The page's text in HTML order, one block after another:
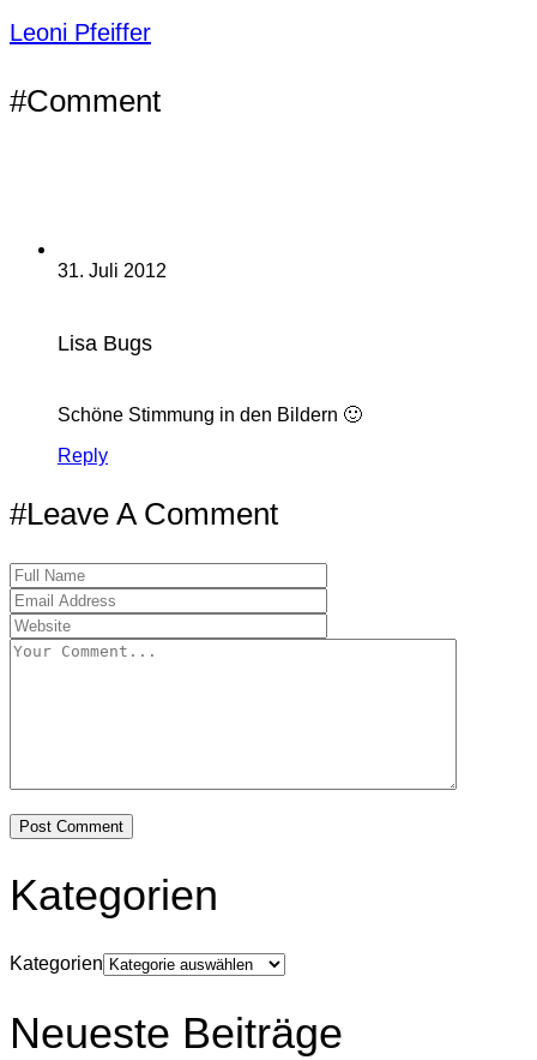
Leoni Pfeiffer
#Comment
31. Juli 2012
Lisa Bugs
Schöne Stimmung in den Bildern 🙂
Reply
#Leave A Comment
Kategorien
Kategorien
Neueste Beiträge